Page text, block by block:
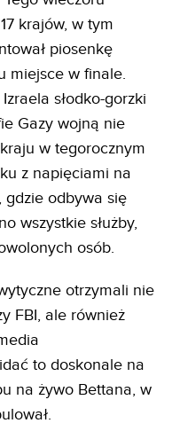
krajów, w tym
piosenkę
miejsce w finale.
słodko-gorzki
Gazy wojną nie
w tegorocznym
z napięciami na
gdzie odbywa się
wszystkie służby,
osób.
otrzymali nie
FBI, ale również
to doskonale na
na żywo Bettana, w